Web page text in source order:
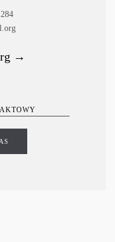
→